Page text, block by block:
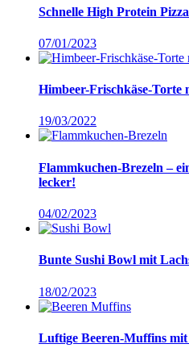
Schnelle High Protein
07/01/2023
Himbeer-Frischkäse-Torte
19/03/2022
Flammkuchen-Brezeln –
lecker!
04/02/2023
Bunte Sushi Bowl mit
18/02/2023
Luftige Beeren-Muffins mit